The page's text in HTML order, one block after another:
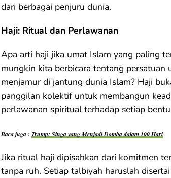
dari berbagai penjuru dunia.
Haji: Ritual dan Perlawanan
Apa arti haji jika umat Islam yang paling
mungkin kita berbicara tentang persatuan
menjamur di jantung dunia Islam? Haji
panggilan kolektif untuk membangun
perlawanan spiritual terhadap setiap
Baca juga : Trump: Singa yang Menjadi Domba dalam 100 Hari
Jika ritual haji dipisahkan dari komitmen
tanpa ruh. Setiap talbiyah haruslah